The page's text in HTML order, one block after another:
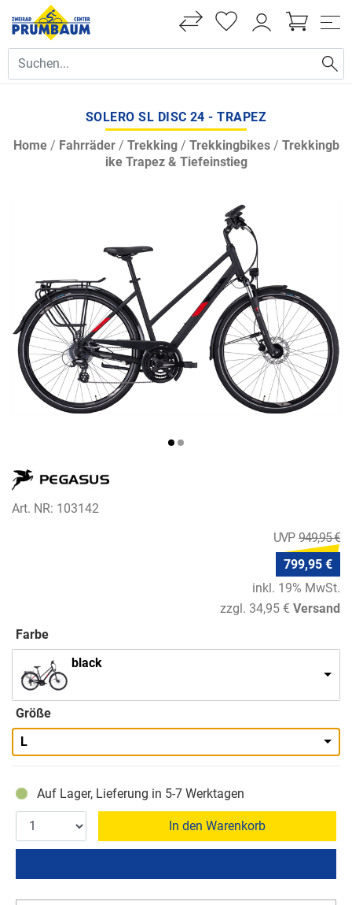
SOLERO SL DISC 24 - TRAPEZ
Home/ Fahrräder/ Trekking/ Trekkingbikes/ Trekkingb
ike Trapez & Tiefeinstieg
Art. NR: 103142
949,95 €
799,95 €
inkl. 19% MwSt.
zzgl. 34,95 € Versand
Farbe
black
Größe
L
Auf Lager, Lieferung in 5-7 Werktagen
In den Warenkorb